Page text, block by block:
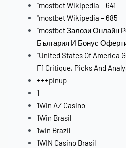
"mostbet Wikipedia – 641
"mostbet Wikipedia – 685
"mostbet Залози Онлайн
България И Бонус
"United States Of America
F1 Critique, Picks And
+++pinup
1
1Win AZ Casino
1Win Brasil
1win Brazil
1WIN Casino Brasil